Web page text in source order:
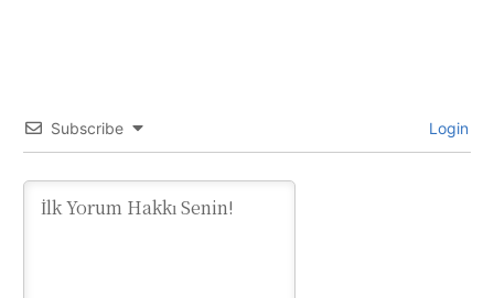
Subscribe Login